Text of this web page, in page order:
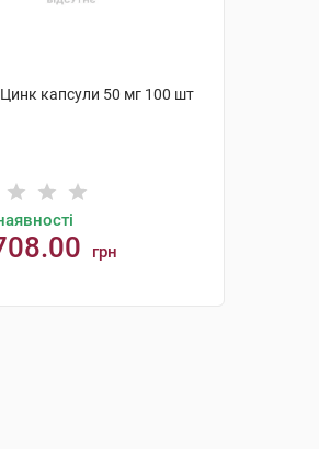
капсули 50 мг 100 шт
грн